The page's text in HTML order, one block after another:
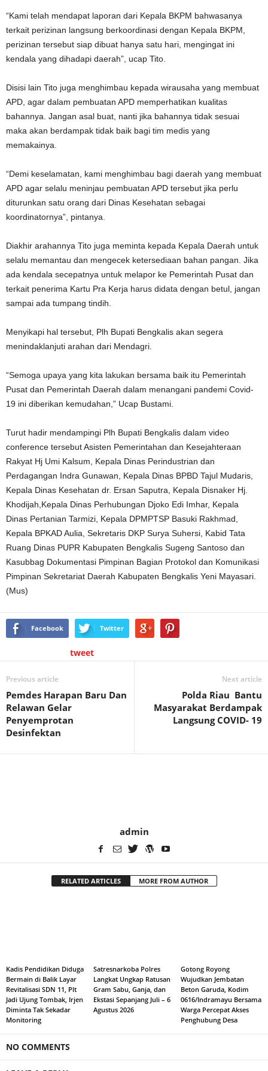
“Kami telah mendapat laporan dari Kepala BKPM bahwasanya
terkait perizinan langsung berkoordinasi dengan Kepala BKPM,
perizinan tersebut siap dibuat hanya satu hari, mengingat ini
kendala yang dihadapi daerah”, ucap Tito.
Disisi lain Tito juga menghimbau kepada wirausaha yang membuat
APD, agar dalam pembuatan APD memperhatikan kualitas
bahannya. Jangan asal buat, nanti jika bahannya tidak sesuai
maka akan berdampak tidak baik bagi tim medis yang
memakainya.
“Demi keselamatan, kami menghimbau bagi daerah yang membuat
APD agar selalu meninjau pembuatan APD tersebut jika perlu
diturunkan satu orang dari Dinas Kesehatan sebagai
koordinatornya”, pintanya.
Diakhir arahannya Tito juga meminta kepada Kepala Daerah untuk
selalu memantau dan mengecek ketersediaan bahan pangan. Jika
ada kendala secepatnya untuk melapor ke Pemerintah Pusat dan
terkait penerima Kartu Pra Kerja harus didata dengan betul, jangan
sampai ada tumpang tindih.
Menyikapi hal tersebut, Plh Bupati Bengkalis akan segera
menindaklanjuti arahan dari Mendagri.
“Semoga upaya yang kita lakukan bersama baik itu Pemerintah
Pusat dan Pemerintah Daerah dalam menangani pandemi Covid-
19 ini diberikan kemudahan,” Ucap Bustami.
Turut hadir mendampingi Plh Bupati Bengkalis dalam video
conference tersebut Asisten Pemerintahan dan Kesejahteraan
Rakyat Hj Umi Kalsum, Kepala Dinas Perindustrian dan
Perdagangan Indra Gunawan, Kepala Dinas BPBD Tajul Mudaris,
Kepala Dinas Kesehatan dr. Ersan Saputra, Kepala Disnaker Hj.
Khodijah,Kepala Dinas Perhubungan Djoko Edi Imhar, Kepala
Dinas Pertanian Tarmizi, Kepala DPMPTSP Basuki Rakhmad,
Kepala BPKAD Aulia, Sekretaris DKP Surya Suhersi, Kabid Tata
Ruang Dinas PUPR Kabupaten Bengkalis Sugeng Santoso dan
Kasubbag Dokumentasi Pimpinan Bagian Protokol dan Komunikasi
Pimpinan Sekretariat Daerah Kabupaten Bengkalis Yeni Mayasari.
(Mus)
Facebook Twitter
tweet
Previous article
Pemdes Harapan Baru Dan
Relawan Gelar
Penyemprotan
Desinfektan
Next article
Polda Riau Bantu
Masyarakat Berdampak
Langsung COVID- 19
admin
RELATED ARTICLES MORE FROM AUTHOR
Kadis Pendidikan Diduga
Bermain di Balik Layar
Revitalisasi SDN 11, Plt
Jadi Ujung Tombak, Irjen
Diminta Tak Sekadar
Monitoring
Satresnarkoba Polres
Langkat Ungkap Ratusan
Gram Sabu, Ganja, dan
Ekstasi Sepanjang Juli – 6
Agustus 2026
Gotong Royong
Wujudkan Jembatan
Beton Garuda, Kodim
0616/Indramayu Bersama
Warga Percepat Akses
Penghubung Desa
NO COMMENTS